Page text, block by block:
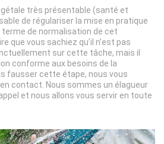
très présentable (santé et
de régulariser la mise en pratique
terme de normalisation de cet
que vous sachiez qu’il n’est pas
sur cette tâche, mais il
conforme aux besoins de la
fausser cette étape, nous vous
contact. Nous sommes un élagueur
et nous allons vous servir en toute